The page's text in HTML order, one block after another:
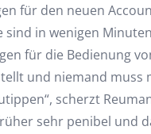
für den neuen
in wenigen
für die Bedienung
und niemand muss
scherzt
sehr penibel und